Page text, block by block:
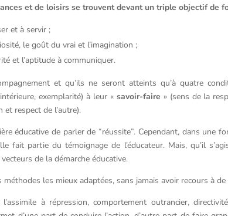
et de loisirs se trouvent devant un triple objectif de
et à servir ;
le goût du vrai et l’imagination ;
et l’aptitude à communiquer.
et qu’ils ne seront atteints qu’à quatre
exemplarité) à leur « savoir-faire » (sens de la
respect de l’autre).
éducative de parler de “réussite”. Cependant, dans une
fait partie du témoignage de l’éducateur. Mais, qu’il
de la démarche éducative.
les mieux adaptées, sans jamais avoir recours à
à répression, comportement outrancier,